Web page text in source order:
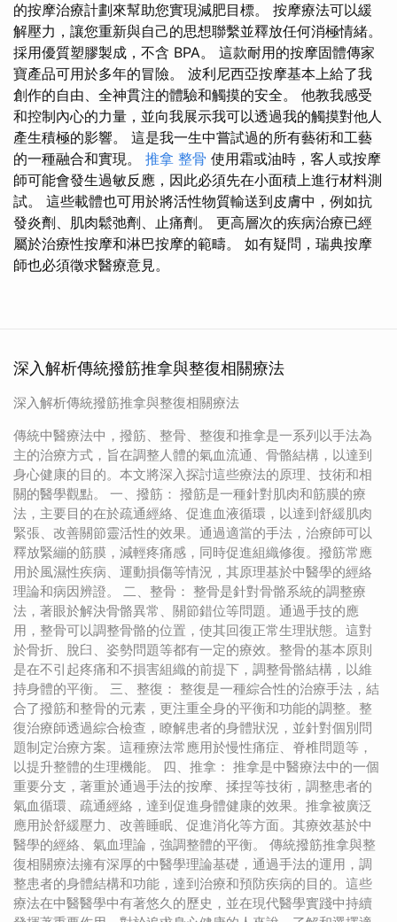
的按摩治療計劃來幫助您實現減肥目標。 按摩療法可以緩
解壓力，讓您重新與自己的思想聯繫並釋放任何消極情緒。
採用優質塑膠製成，不含 BPA。 這款耐用的按摩固體傳家
寶產品可用於多年的冒險。 波利尼西亞按摩基本上給了我
創作的自由、全神貫注的體驗和觸摸的安全。 他教我感受
和控制內心的力量，並向我展示我可以透過我的觸摸對他人
產生積極的影響。 這是我一生中嘗試過的所有藝術和工藝
的一種融合和實現。 推拿 整骨 使用霜或油時，客人或按摩
師可能會發生過敏反應，因此必須先在小面積上進行材料測
試。 這些載體也可用於將活性物質輸送到皮膚中，例如抗
發炎劑、肌肉鬆弛劑、止痛劑。 更高層次的疾病治療已經
屬於治療性按摩和淋巴按摩的範疇。 如有疑問，瑞典按摩
師也必須徵求醫療意見。
深入解析傳統撥筋推拿與整復相關療法
深入解析傳統撥筋推拿與整復相關療法
傳統中醫療法中，撥筋、整骨、整復和推拿是一系列以手法為
主的治療方式，旨在調整人體的氣血流通、骨骼結構，以達到
身心健康的目的。本文將深入探討這些療法的原理、技術和相
關的醫學觀點。 一、撥筋： 撥筋是一種針對肌肉和筋膜的療
法，主要目的在於疏通經絡、促進血液循環，以達到舒緩肌肉
緊張、改善關節靈活性的效果。通過適當的手法，治療師可以
釋放緊繃的筋膜，減輕疼痛感，同時促進組織修復。撥筋常應
用於風濕性疾病、運動損傷等情況，其原理基於中醫學的經絡
理論和病因辨證。 二、整骨： 整骨是針對骨骼系統的調整療
法，著眼於解決骨骼異常、關節錯位等問題。通過手技的應
用，整骨可以調整骨骼的位置，使其回復正常生理狀態。這對
於骨折、脫臼、姿勢問題等都有一定的療效。整骨的基本原則
是在不引起疼痛和不損害組織的前提下，調整骨骼結構，以維
持身體的平衡。 三、整復： 整復是一種綜合性的治療手法，結
合了撥筋和整骨的元素，更注重全身的平衡和功能的調整。整
復治療師透過綜合檢查，瞭解患者的身體狀況，並針對個別問
題制定治療方案。這種療法常應用於慢性痛症、脊椎問題等，
以提升整體的生理機能。 四、推拿： 推拿是中醫療法中的一個
重要分支，著重於通過手法的按摩、揉捏等技術，調整患者的
氣血循環、疏通經絡，達到促進身體健康的效果。推拿被廣泛
應用於舒緩壓力、改善睡眠、促進消化等方面。其療效基於中
醫學的經絡、氣血理論，強調整體的平衡。 傳統撥筋推拿與整
復相關療法擁有深厚的中醫學理論基礎，通過手法的運用，調
整患者的身體結構和功能，達到治療和預防疾病的目的。這些
療法在中醫醫學中有著悠久的歷史，並在現代醫學實踐中持續